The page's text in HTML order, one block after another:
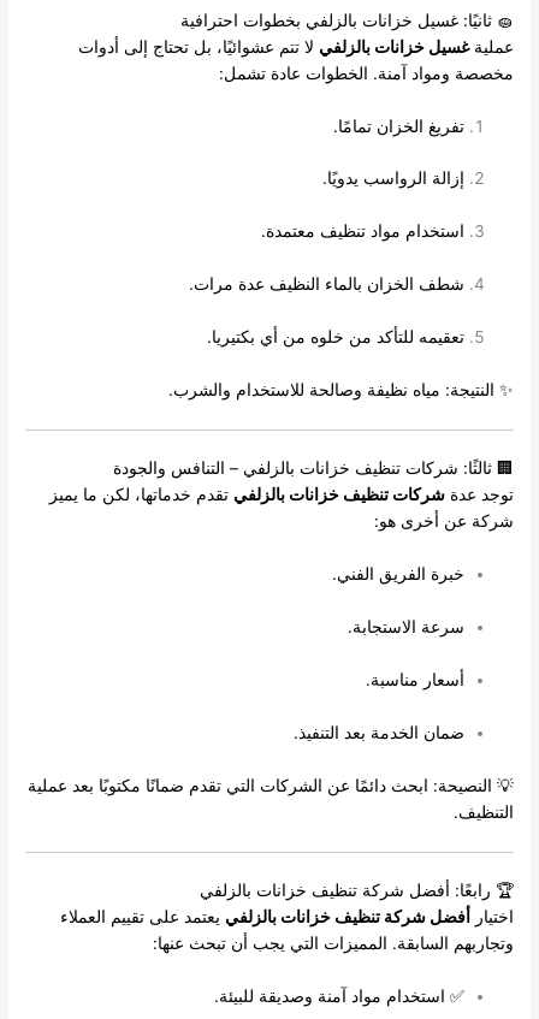
🧽 ثانيًا: غسيل خزانات بالزلفي بخطوات احترافية
عمليةغسيل خزانات بالزلفي لا تتم عشوائيًا، بل تحتاج إلى أدوات
مخصصة ومواد آمنة. الخطوات عادة تشمل:
تفريغ الخزان تمامًا.
إزالة الرواسب يدويًا.
استخدام مواد تنظيف معتمدة.
شطف الخزان بالماء النظيف عدة مرات.
تعقيمه للتأكد من خلوه من أي بكتيريا.
✨ النتيجة: مياه نظيفة وصالحة للاستخدام والشرب.
🏢 ثالثًا: شركات تنظيف خزانات بالزلفي – التنافس والجودة
توجد عدةشركات تنظيف خزانات بالزلفي تقدم خدماتها، لكن ما يميز
شركة عن أخرى هو:
خبرة الفريق الفني.
سرعة الاستجابة.
أسعار مناسبة.
ضمان الخدمة بعد التنفيذ.
💡 النصيحة: ابحث دائمًا عن الشركات التي تقدم ضمانًا مكتوبًا بعد عملية
التنظيف.
🏆 رابعًا: أفضل شركة تنظيف خزانات بالزلفي
اختيار
أفضل شركة تنظيف خزانات بالزلفي يعتمد على تقييم العملاء
وتجاربهم السابقة. المميزات التي يجب أن تبحث عنها:
✅ استخدام مواد آمنة وصديقة للبيئة.